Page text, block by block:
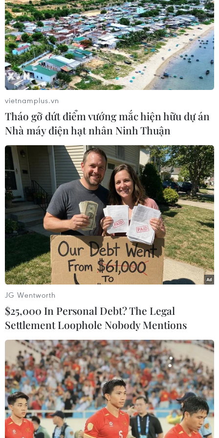
Chỉ số đổi mới sáng tạo
năm 2025 của 34 địa phương
01/10/2025 08:47
Chỉ số đổi mới sáng tạo cấp địa phương (PII) phản ánh
bức tranh thực tế, tổng thể về hiện trạng phát triển kinh
tế-xã hội dựa trên khoa học công nghệ và đổi mới sáng
tạo của từng địa phương.
Đổi mới sáng tạo toàn dân -
vietnamplus.vn
Tháo gỡ dứt điểm vướng mắc hiện hữu dự án
Nhà máy điện hạt nhân Ninh Thuận
JG Wentworth
$25,000 In Personal Debt? The Legal
Settlement Loophole Nobody Mentions